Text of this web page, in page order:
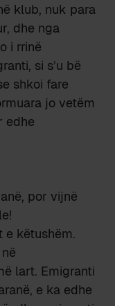
klub, nuk para
dhe nga
i rrinë
si s’u bë
shkoi fare
jo vetëm
edhe
por vijnë
e këtushëm.
lart. Emigranti
e ka edhe